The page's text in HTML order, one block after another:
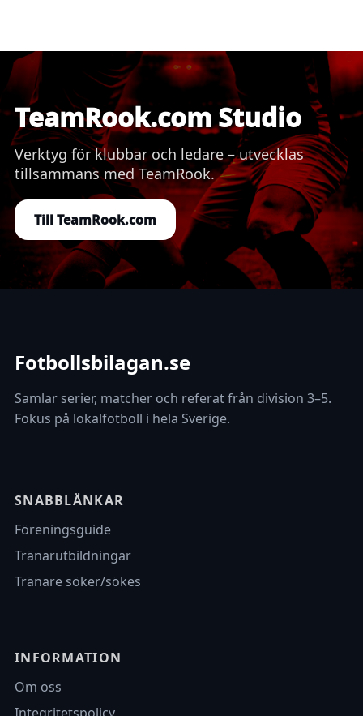
TeamRook.com Studio
Verktyg för klubbar och ledare – utvecklas
tillsammans med TeamRook.
Till TeamRook.com
Fotbollsbilagan.se
Samlar serier, matcher och referat från division 3–5.
Fokus på lokalfotboll i hela Sverige.
SNABBLÄNKAR
Föreningsguide
Tränarutbildningar
Tränare söker/sökes
INFORMATION
Om oss
Integritetspolicy